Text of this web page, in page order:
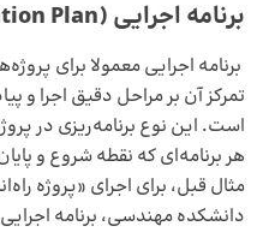
برنامه اجرایی (Plan
برنامه اجرایی معمولا برای
تمرکز آن بر مراحل دقیق اجرا و
است. این نوع برنامه‌ریزی در
هر برنامه‌ای که نقطه شروع و
مثال قبل، برای اجرای «پروژه
دانشکده مهندسی، برنامه